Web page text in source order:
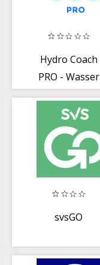
Hydro Coach
PRO - Wasser
svsGO